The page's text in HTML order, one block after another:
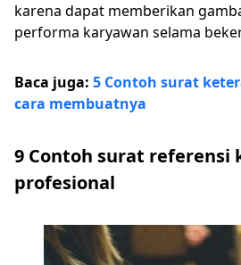
karena dapat memberikan
performa karyawan selama
Baca juga: 5 Contoh surat
cara membuatnya
9 Contoh surat referensi
profesional